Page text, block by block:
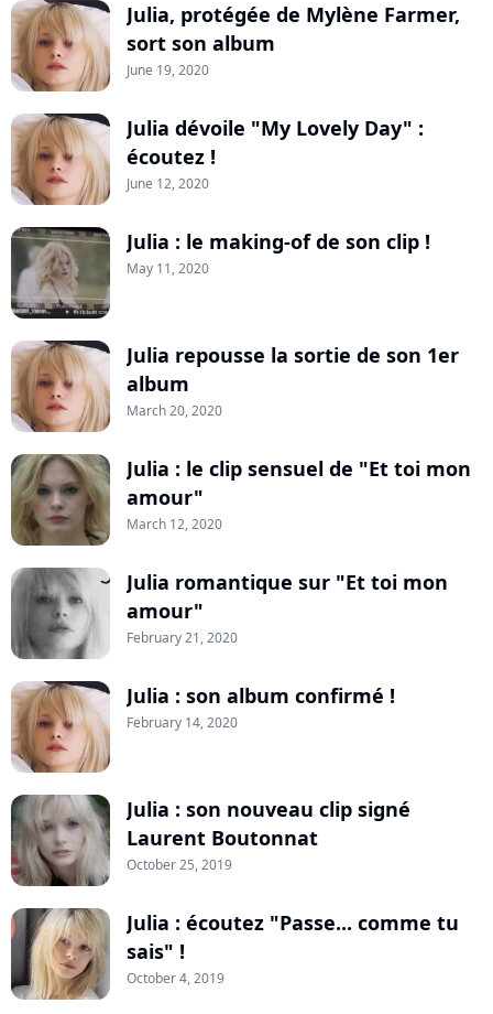
Julia, protégée de Mylène Farmer,
sort son album
June 19, 2020
Julia dévoile "My Lovely Day" :
écoutez !
June 12, 2020
Julia : le making-of de son clip !
May 11, 2020
Julia repousse la sortie de son 1er
album
March 20, 2020
Julia : le clip sensuel de "Et toi mon
amour"
March 12, 2020
Julia romantique sur "Et toi mon
amour"
February 21, 2020
Julia : son album confirmé !
February 14, 2020
Julia : son nouveau clip signé
Laurent Boutonnat
October 25, 2019
Julia : écoutez "Passe... comme tu
sais" !
October 4, 2019